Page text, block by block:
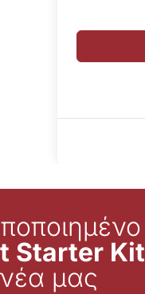
Starter Kit
μας